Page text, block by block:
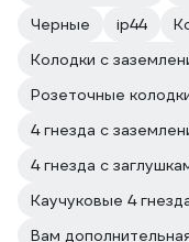
Черные
ip44
Колодки с
Розеточные
4 гнезда с
4 гнезда с
Каучуковые 4
Вам